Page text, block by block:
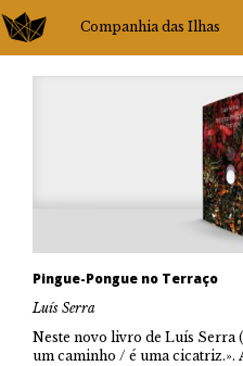
Companhia das Ilhas
Pingue-Pongue no Terraço
Luís Serra
Neste novo livro de Luís Serra
um caminho / é uma cicatriz.».